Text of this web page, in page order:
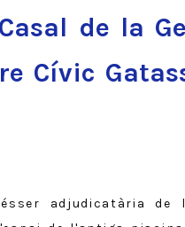
de la
Cívic
adjudicatària de